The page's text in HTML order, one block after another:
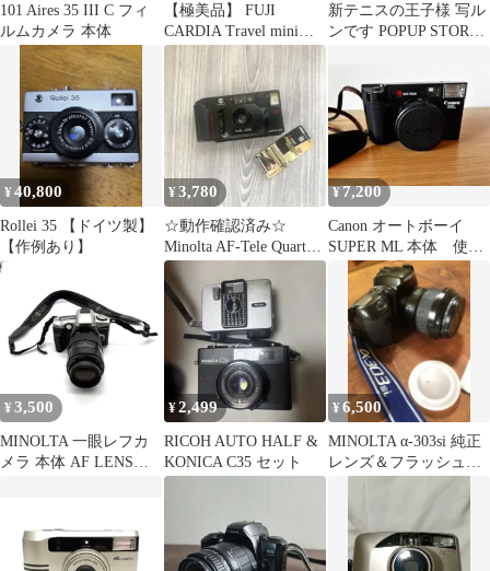
101 Aires 35 III C フィ
ルムカメラ 本体
【極美品】 FUJI
CARDIA Travel mini
DUAL-P
新テニスの王子様 写ル
ンです POPUP STORE
¥40,800
Rollei 35 【ドイツ製】
【作例あり】
¥3,780
☆動作確認済み☆
Minolta AF-Tele Quartz
Date 本体
¥7,200
Canon オートボーイ
SUPER ML 本体 使用
説明書付き
¥ 3,500
MINOLTA 一眼レフカ
メラ 本体 AF LENS
¥2,499
RICOH AUTO HALF &
KONICA C35 セット
¥6,500
MINOLTA α-303si 純正
レンズ＆フラッシュ＆